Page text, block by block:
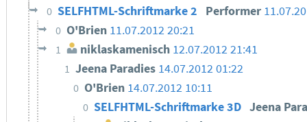
0 SELFHTML-Schriftmarke 2 Performer
0 O'Brien 11.07.2012 20:21
1 niklaskamenisch 12.07.2012 21:41
1 Jeena Paradies 14.07.2012 01:22
0 O'Brien 14.07.2012 10:11
0 SELFHTML-Schriftmarke 3D Jeena